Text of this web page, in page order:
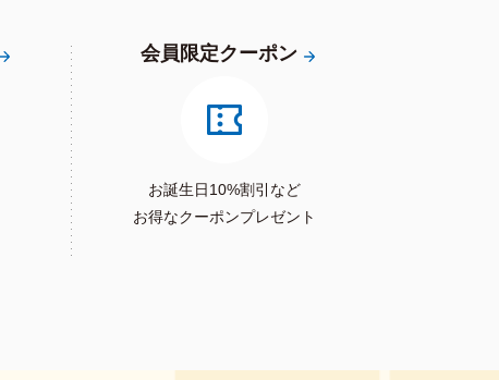
会員限定クーポン
お誕生日10%割引など
お得なクーポンプレゼント